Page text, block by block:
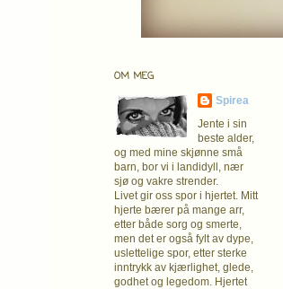
OM MEG
Spirea
Jente i sin
beste alder,
og med mine skjønne små
barn, bor vi i landidyll, nær
sjø og vakre strender.
Livet gir oss spor i hjertet. Mitt
hjerte bærer på mange arr,
etter både sorg og smerte,
men det er også fylt av dype,
uslettelige spor, etter sterke
inntrykk av kjærlighet, glede,
godhet og legedom. Hjertet